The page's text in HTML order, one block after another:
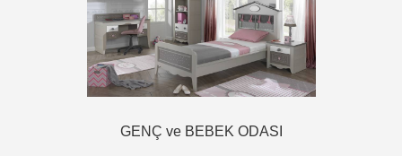
GENÇ ve BEBEK ODASI